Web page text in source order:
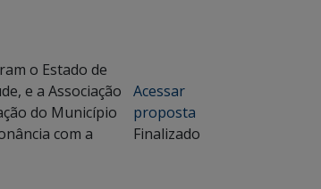
o Estado de
e a Associação
do Município
com a
Acessar
proposta
Finalizado